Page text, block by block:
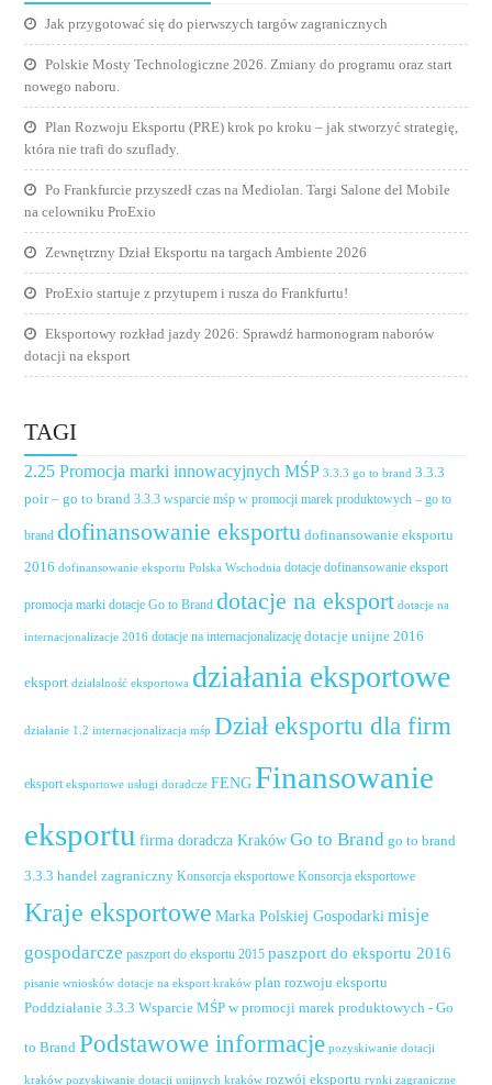
Jak przygotować się do pierwszych targów zagranicznych
Polskie Mosty Technologiczne 2026. Zmiany do programu oraz start
nowego naboru.
Plan Rozwoju Eksportu (PRE) krok po kroku – jak stworzyć strategię,
która nie trafi do szuflady.
Po Frankfurcie przyszedł czas na Mediolan. Targi Salone del Mobile
na celowniku ProExio
Zewnętrzny Dział Eksportu na targach Ambiente 2026
ProExio startuje z przytupem i rusza do Frankfurtu!
Eksportowy rozkład jazdy 2026: Sprawdź harmonogram naborów
dotacji na eksport
TAGI
2.25 Promocja marki innowacyjnych MŚP 3.3.3 go to brand 3.3.3
poir – go to brand 3.3.3 wsparcie mśp w promocji marek produktowych – go to
brand dofinansowanie eksportu dofinansowanie eksportu
2016 dofinansowanie eksportu Polska Wschodnia dotacje dofinansowanie eksport
promocja marki dotacje Go to Brand dotacje na eksport dotacje na
internacjonalizacje 2016 dotacje na internacjonalizację dotacje unijne 2016
eksport działalność eksportowa działania eksportowe
działanie 1.2 internacjonalizacja mśp Dział eksportu dla firm
eksport eksportowe usługi doradcze FENG Finansowanie
eksportu firma doradcza Kraków Go to Brand go to brand
3.3.3 handel zagraniczny Konsorcja eksportowe Konsorcja eksportowe
Kraje eksportowe Marka Polskiej Gospodarki misje
gospodarcze paszport do eksportu 2015 paszport do eksportu 2016
pisanie wniosków dotacje na eksport kraków plan rozwoju eksportu
Poddziałanie 3.3.3 Wsparcie MŚP w promocji marek produktowych - Go
to Brand Podstawowe informacje pozyskiwanie dotacji
kraków pozyskiwanie dotacji unijnych kraków rozwój eksportu rynki zagraniczne